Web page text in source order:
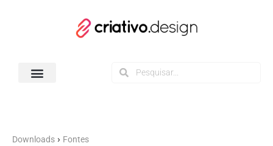
Downloads › Fontes